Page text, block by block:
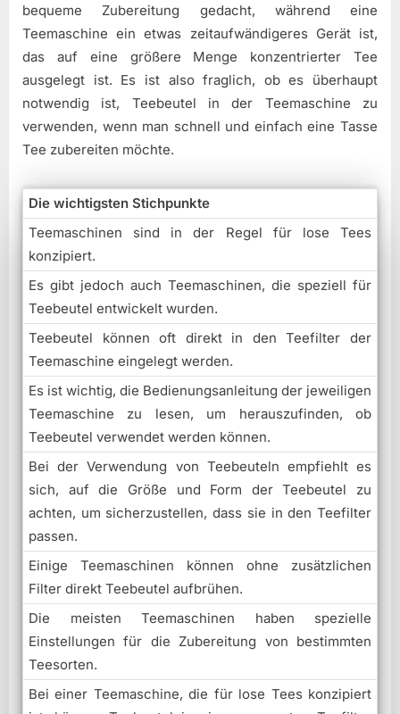
bequeme Zubereitung gedacht, während eine
Teemaschine ein etwas zeitaufwändigeres Gerät ist,
das auf eine größere Menge konzentrierter Tee
ausgelegt ist. Es ist also fraglich, ob es überhaupt
notwendig ist, Teebeutel in der Teemaschine zu
verwenden, wenn man schnell und einfach eine Tasse
Tee zubereiten möchte.
Die wichtigsten Stichpunkte
Teemaschinen sind in der Regel für lose Tees
konzipiert.
Es gibt jedoch auch Teemaschinen, die speziell für
Teebeutel entwickelt wurden.
Teebeutel können oft direkt in den Teefilter der
Teemaschine eingelegt werden.
Es ist wichtig, die Bedienungsanleitung der jeweiligen
Teemaschine zu lesen, um herauszufinden, ob
Teebeutel verwendet werden können.
Bei der Verwendung von Teebeuteln empfiehlt es
sich, auf die Größe und Form der Teebeutel zu
achten, um sicherzustellen, dass sie in den Teefilter
passen.
Einige Teemaschinen können ohne zusätzlichen
Filter direkt Teebeutel aufbrühen.
Die meisten Teemaschinen haben spezielle
Einstellungen für die Zubereitung von bestimmten
Teesorten.
Bei einer Teemaschine, die für lose Tees konzipiert